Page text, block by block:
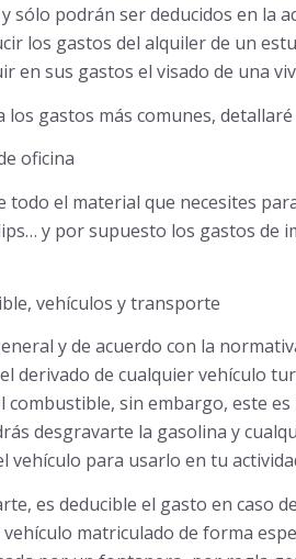
sólo podrán ser deducidos en la
los gastos del alquiler de un
en sus gastos el visado de una
los gastos más comunes,
oficina
todo el material que necesites
y por supuesto los gastos de
vehículos y transporte
y de acuerdo con la
derivado de cualquier vehículo
combustible, sin embargo, este
desgravarte la gasolina y
vehículo para usarlo en tu
es deducible el gasto en caso
matriculado de forma